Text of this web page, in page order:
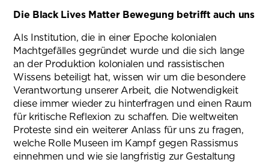
Die Black Lives Matter Bewegung betrifft auch uns
Als Institution, die in einer Epoche kolonialen
Machtgefälles gegründet wurde und die sich lange
an der Produktion kolonialen und rassistischen
Wissens beteiligt hat, wissen wir um die besondere
Verantwortung unserer Arbeit, die Notwendigkeit
diese immer wieder zu hinterfragen und einen Raum
für kritische Reflexion zu schaffen. Die weltweiten
Proteste sind ein weiterer Anlass für uns zu fragen,
welche Rolle Museen im Kampf gegen Rassismus
einnehmen und wie sie langfristig zur Gestaltung